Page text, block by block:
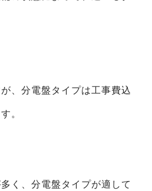
、分電盤タイプは工事費込
。
く、分電盤タイプが適して